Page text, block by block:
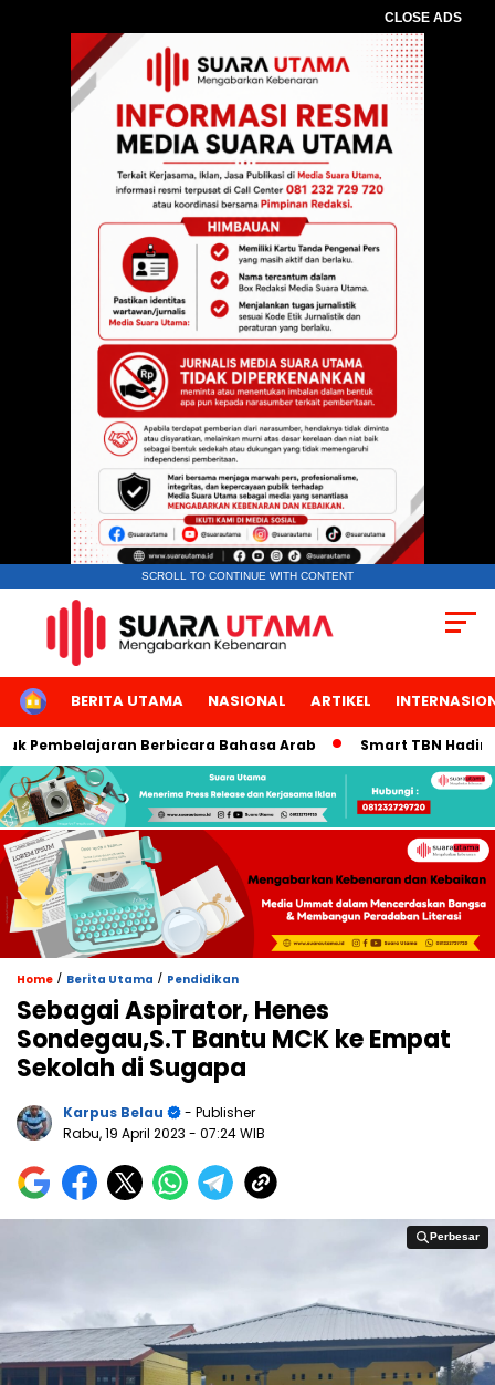
CLOSE ADS
SCROLL TO CONTINUE WITH CONTENT
HOMEBERITA UTAMA NASIONAL ARTIKEL
Berbicara Bahasa Arab Smart TBN Hadir di
Home / Berita Utama / Pendidikan
Sebagai Aspirator, Henes
Sondegau,S.T Bantu MCK ke Empat
Sekolah di Sugapa
Karpus Belau
- Publisher
Rabu, 19 April 2023 - 07:24 WIB
Perbesar
Perbesar